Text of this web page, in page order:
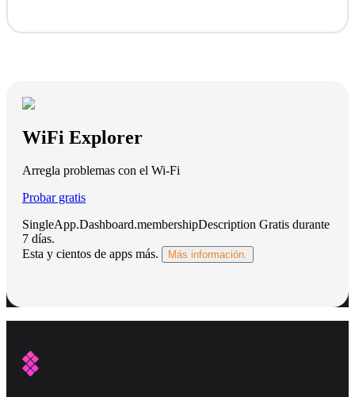
WiFi Explorer
Arregla problemas con el Wi-Fi
Probar gratis
SingleApp.Dashboard.membershipDescription Gratis durante
7 días.
Esta y cientos de apps más.
Más información.